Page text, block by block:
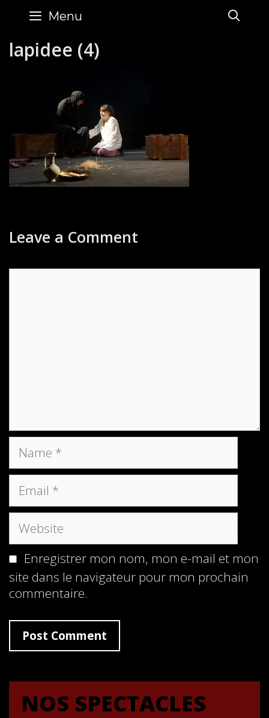
content
Menu
lapidee (4)
Leave a Comment
Enregistrer mon nom, mon e-mail et mon
site dans le navigateur pour mon prochain
commentaire.
NOS SPECTACLES